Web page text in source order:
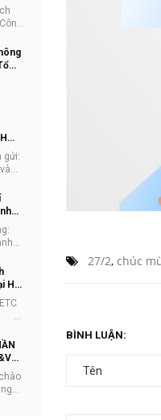
27/2, chúc
BÌNH LUẬN:
gửi:
ty
Hà
: